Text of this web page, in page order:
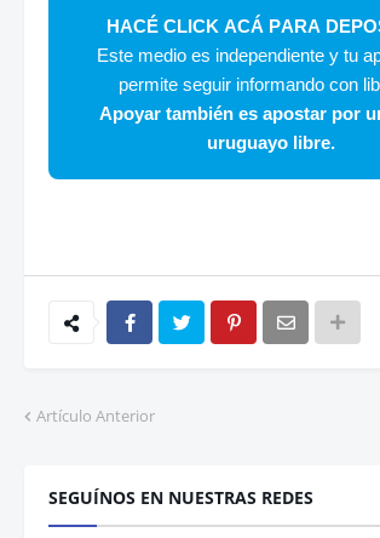
HACÉ CLICK ACÁ PARA
Este medio es independiente y tu
permite seguir informando con
Apoyar también es apostar por
uruguayo libre.
Artículo Anterior
SEGUÍNOS EN NUESTRAS REDES